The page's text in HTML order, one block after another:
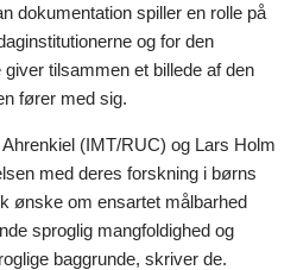
dokumentation spiller en rolle på
og for den
tilsammen et billede af den
fører med sig.
(IMT/RUC) og Lars Holm
med deres forskning i børns
ønske om ensartet målbarhed
sproglig mangfoldighed og
baggrunde, skriver de.